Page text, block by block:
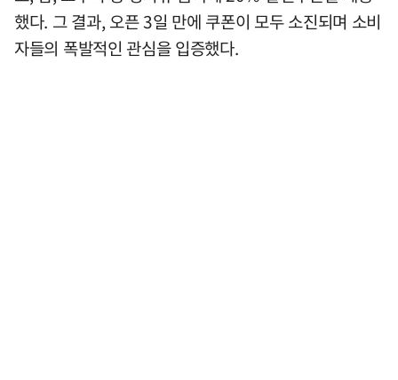
했다. 그 결과, 오픈 3일 만에 쿠폰이 모두 소진되며 소비
자들의 폭발적인 관심을 입증했다.